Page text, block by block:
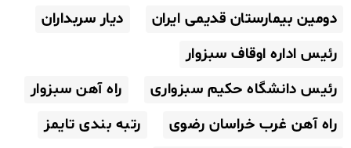
دومین بیمارستان قدیمی ایران
دیار سربداران
رئیس اداره اوقاف سبزوار
رئیس دانشگاه حکیم سبزواری
راه آهن سبزوار
راه آهن غرب خراسان رضوی
رتبه بندی تایمز